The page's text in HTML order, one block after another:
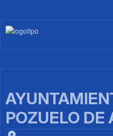
Imagen
POZUELO DE